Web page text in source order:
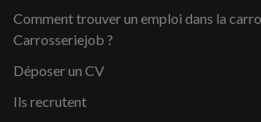
Comment trouver un emploi dans la
Carrosseriejob ?
Déposer un CV
Ils recrutent